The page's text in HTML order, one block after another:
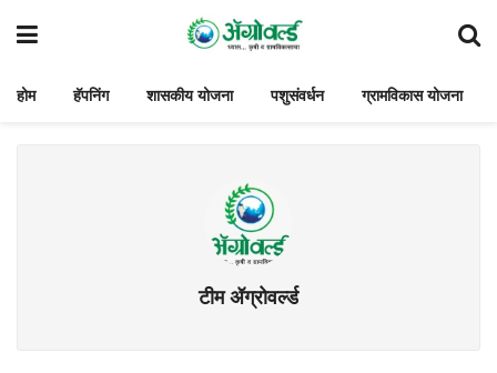
होम हॅपनिंग शासकीय योजना पशुसंवर्धन ग्रामविकास योजना
टीम ॲग्रोवर्ल्ड